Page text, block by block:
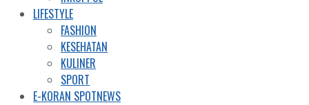
LIFESTYLE
FASHION
KESEHATAN
KULINER
SPORT
E-KORAN SPOTNEWS